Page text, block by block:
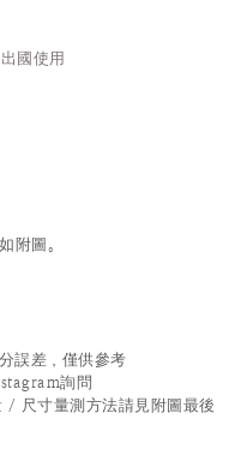
國使用
附圖。
誤差，僅供參考
詢問
尺寸量測方法請見附圖最後